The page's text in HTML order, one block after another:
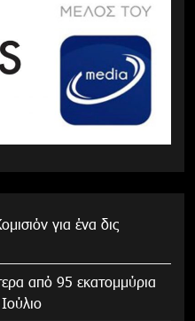
για ένα δις
από 95 εκατομμύρια